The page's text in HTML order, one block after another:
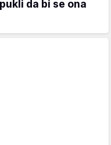
da bi se ona